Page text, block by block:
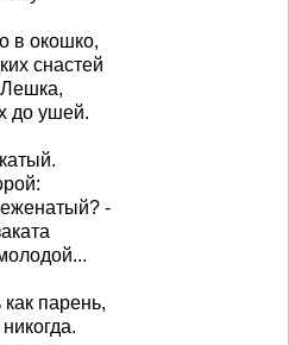
в окошко,
снастей
до ушей.
-
парень,